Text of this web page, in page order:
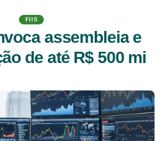
FIIS
assembleia e
de até R$ 500 mi